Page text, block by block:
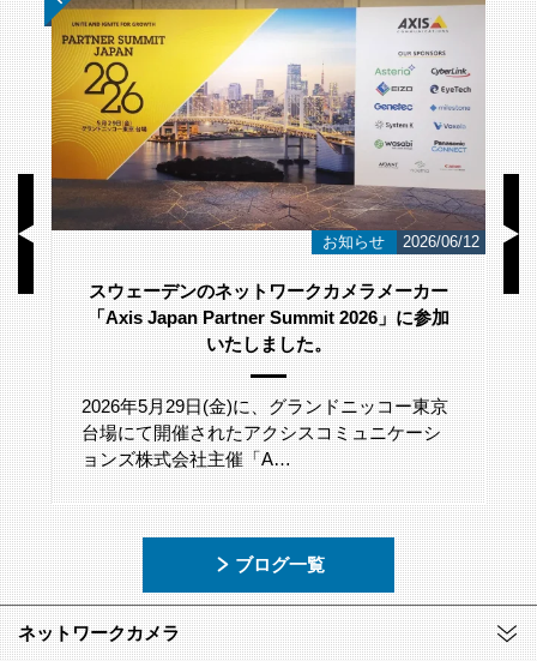
23 お知らせ 2026/06/12
スウェーデンのネットワークカメラメーカー
「Axis Japan Partner Summit 2026」に参加
いたしました。
2026年5月29日(金)に、グランドニッコー東京
台場にて開催されたアクシスコミュニケーシ
ョンズ株式会社主催「A…
ブログ一覧
ネットワークカメラ